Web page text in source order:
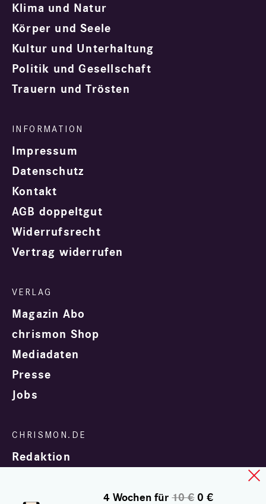
Klima und Natur
Körper und Seele
Kultur und Unterhaltung
Politik und Gesellschaft
Trauern und Trösten
Impressum
Datenschutz
Kontakt
AGB doppeltgut
Widerrufsrecht
Vertrag widerrufen
Magazin Abo
chrismon Shop
Mediadaten
Presse
Jobs
Redaktion
4 Wochen für10 €0 €